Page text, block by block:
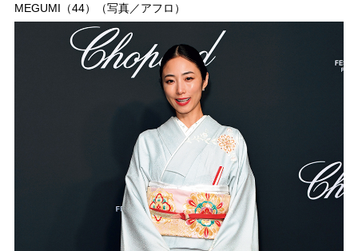
MEGUMI（44）（写真／アフロ）